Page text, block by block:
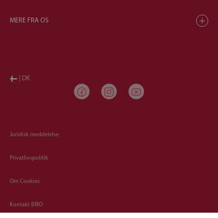
MERE FRA OS
| DK
Juridisk meddelelse
Privatlivspolitik
Om Cookies
Kontakt BRIO